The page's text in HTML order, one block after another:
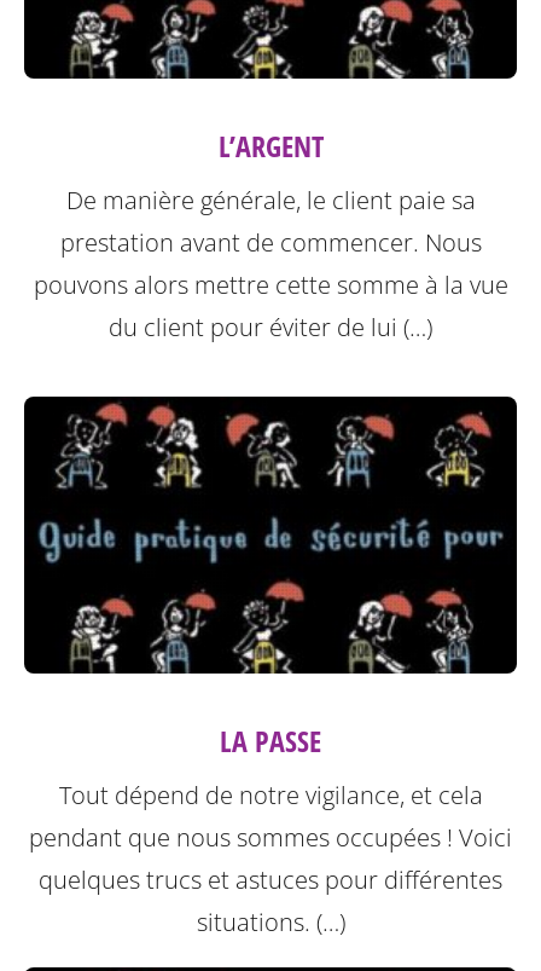
L’ARGENT
De manière générale, le client paie sa
prestation avant de commencer. Nous
pouvons alors mettre cette somme à la vue
du client pour éviter de lui (…)
LA PASSE
Tout dépend de notre vigilance, et cela
pendant que nous sommes occupées ! Voici
quelques trucs et astuces pour différentes
situations. (…)